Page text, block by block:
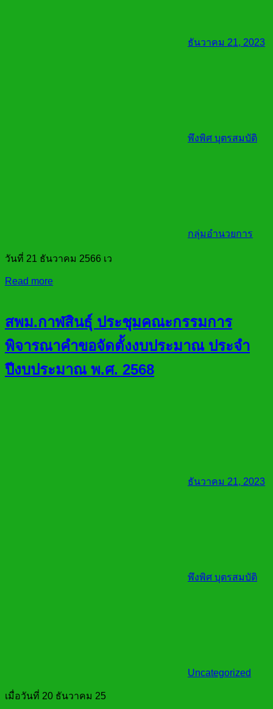
ธันวาคม 21, 2023
พึงพิศ บุตรสมบัติ
กลุ่มอำนวยการ
วันที่ 21 ธันวาคม 2566 เว
Read more
สพม.กาฬสินธ์ุ ประชุมคณะกรรมการ
พิจารณาคำขอจัดตั้งงบประมาณ ประจำ
ปีงบประมาณ พ.ศ. 2568
ธันวาคม 21, 2023
พึงพิศ บุตรสมบัติ
Uncategorized
เมื่อวันที่ 20 ธันวาคม 25